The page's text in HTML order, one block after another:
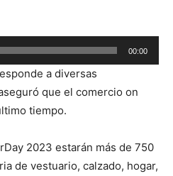
00:00
a diversas
que el comercio on
tiempo.
2023 estarán más de 750
de vestuario, calzado, hogar,